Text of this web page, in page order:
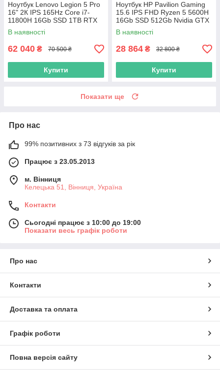
Ноутбук Lenovo Legion 5 Pro
16" 2К IPS 165Hz Core i7-
11800H 16Gb SSD 1TB RTX
3070 8GB
В наявності
62 040 ₴ 70 500 ₴
Купити
Ноутбук HP Pavilion Gaming
15.6 IPS FHD Ryzen 5 5600H
16Gb SSD 512Gb Nvidia GTX
1650 4GB
В наявності
28 864 ₴ 32 800 ₴
Купити
Показати ще
Про нас
99% позитивних з 73 відгуків за рік
Працює з 23.05.2013
м. Вінниця
Келецька 51, Вінниця, Україна
Контакти
Сьогодні працює з 10:00 до 19:00
Показати весь графік роботи
Про нас
Контакти
Доставка та оплата
Графік роботи
Повна версія сайту